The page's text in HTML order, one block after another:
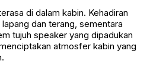
di dalam kabin. Kehadiran
dan terang, sementara
tujuh speaker yang dipadukan
atmosfer kabin yang